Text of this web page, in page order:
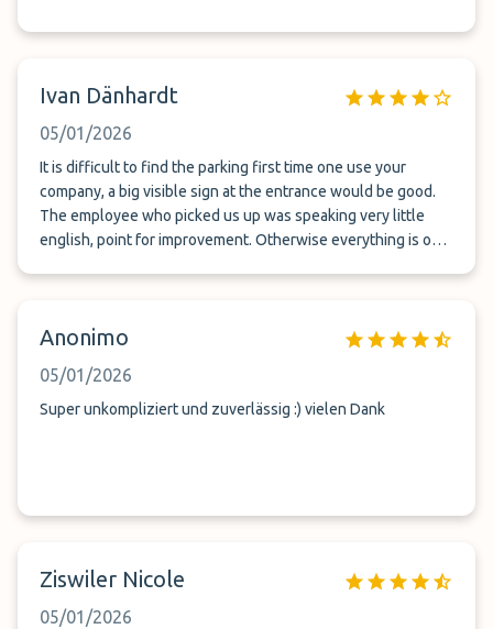
Ivan Dänhardt
05/01/2026
It is difficult to find the parking first time one use your
company, a big visible sign at the entrance would be good.
The employee who picked us up was speaking very little
english, point for improvement. Otherwise everything is ok
Anonimo
05/01/2026
Super unkompliziert und zuverlässig :) vielen Dank
Ziswiler Nicole
05/01/2026